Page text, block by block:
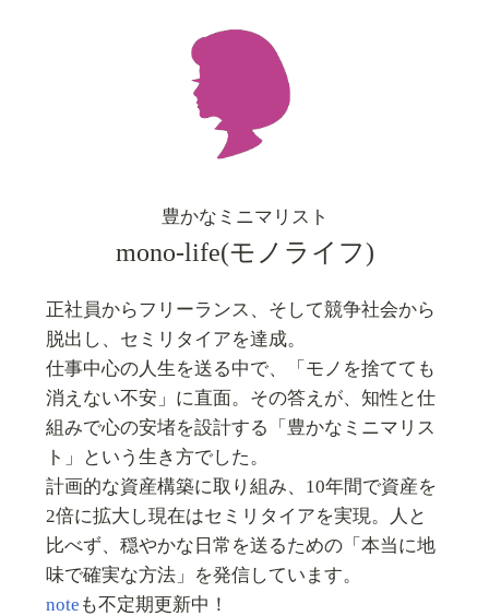
豊かなミニマリスト
mono-life(モノライフ)
正社員からフリーランス、そして競争社会から
脱出し、セミリタイアを達成。
仕事中心の人生を送る中で、「モノを捨てても
消えない不安」に直面。その答えが、知性と仕
組みで心の安堵を設計する「豊かなミニマリス
ト」という生き方でした。
計画的な資産構築に取り組み、10年間で資産を
2倍に拡大し現在はセミリタイアを実現。人と
比べず、穏やかな日常を送るための「本当に地
味で確実な方法」を発信しています。
note も不定期更新中！